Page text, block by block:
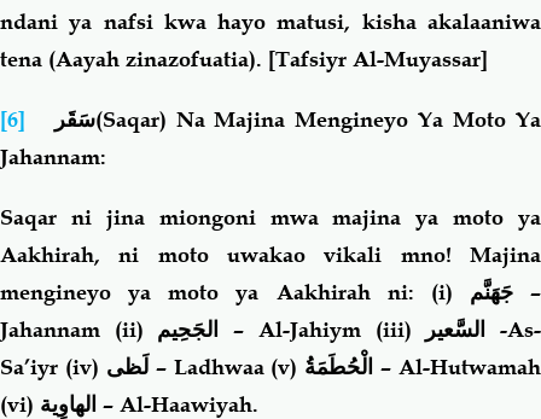
ndani ya nafsi kwa hayo matusi, kisha akalaaniwa
tena (Aayah zinazofuatia). [Tafsiyr Al-Muyassar]
[6] سَقَر(Saqar) Na Majina Mengineyo Ya Moto Ya
Jahannam:
Saqar ni jina miongoni mwa majina ya moto ya
Aakhirah, ni
moto uwakao vikali mno! Majina
mengineyo ya moto ya Aakhirah ni: (i) جَهَنَّم
–
Jahannam (ii) الجَحِيم – Al-Jahiym (iii) السَّعير
-As-
Sa’iyr (iv) لَظى– Ladhwaa (v) الْحُطَمَةُ – Al-Hutwamah
(vi) الهاوِية – Al-Haawiyah.